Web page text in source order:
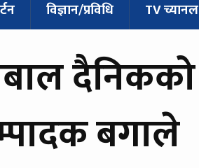
विज्ञान/प्रविधि TV च्यानल
दैनिकको
बगाले